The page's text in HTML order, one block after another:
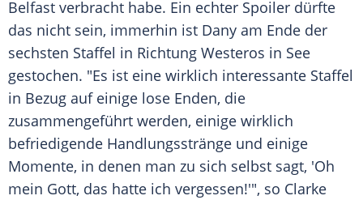
Belfast verbracht habe. Ein echter Spoiler dürfte
das nicht sein, immerhin ist Dany am Ende der
sechsten Staffel in Richtung Westeros in See
gestochen. "Es ist eine wirklich interessante Staffel
in Bezug auf einige lose Enden, die
zusammengeführt werden, einige wirklich
befriedigende Handlungsstränge und einige
Momente, in denen man zu sich selbst sagt, 'Oh
mein Gott, das hatte ich vergessen!'", so Clarke